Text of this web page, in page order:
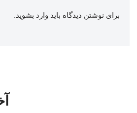
برای نوشتن دیدگاه باید وارد بشوید.